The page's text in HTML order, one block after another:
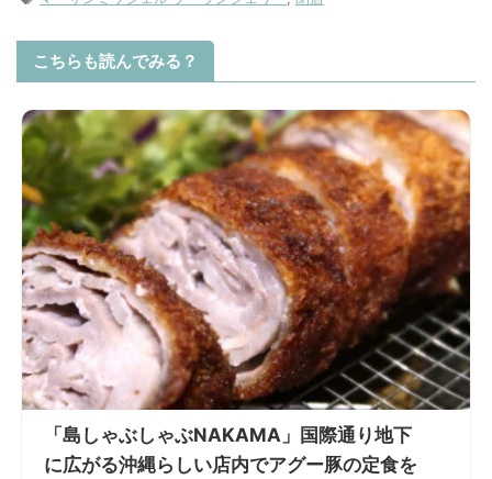
こちらも読んでみる？
「島しゃぶしゃぶNAKAMA」国際通り地下
に広がる沖縄らしい店内でアグー豚の定食を